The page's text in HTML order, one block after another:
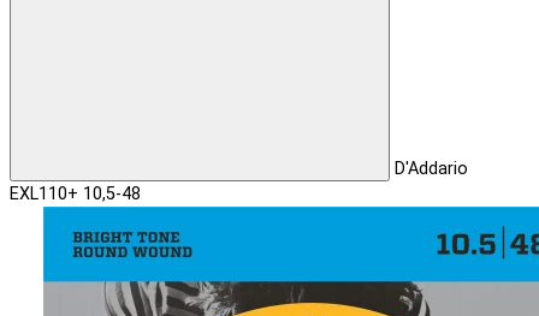
D'Addario
EXL110+ 10,5-48